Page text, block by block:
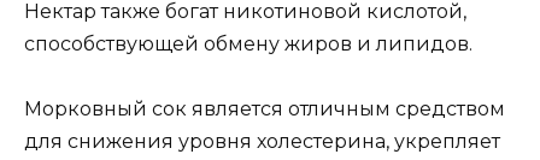
Нектар также богат никотиновой кислотой,
способствующей обмену жиров и липидов.
Морковный сок является отличным средством
для снижения уровня холестерина, укрепляет